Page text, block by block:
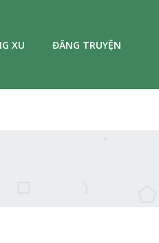
XU ĐĂNG TRUYỆN